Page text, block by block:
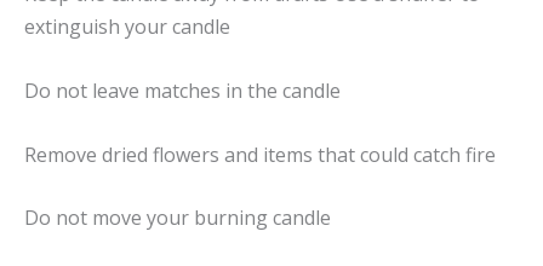
extinguish your candle
Do not leave matches in the candle
Remove dried flowers and items that could catch fire
Do not move your burning candle